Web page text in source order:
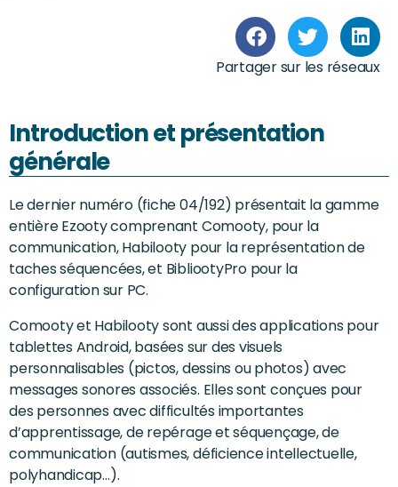
Partager sur les réseaux
Introduction et présentation
générale
Le dernier numéro (fiche 04/192) présentait la gamme
entière Ezooty comprenant Comooty, pour la
communication, Habilooty pour la représentation de
taches séquencées, et BibliootyPro pour la
configuration sur PC.
Comooty et Habilooty sont aussi des applications pour
tablettes Android, basées sur des visuels
personnalisables (pictos, dessins ou photos) avec
messages sonores associés. Elles sont conçues pour
des personnes avec difficultés importantes
d’apprentissage, de repérage et séquençage, de
communication (autismes, déficience intellectuelle,
polyhandicap…).